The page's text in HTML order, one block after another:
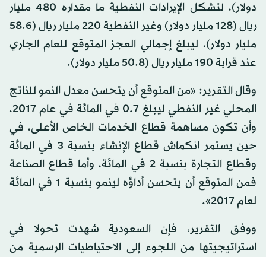
دولار)، لتشكل الإيرادات النفطية ما مقداره 480 مليار
ريال (128 مليار دولار) وغير النفطية 220 مليار ريال (58.6
مليار دولار)، ليبلغ إجمالي العجز المتوقع للعام الجاري
عند قرابة 190 مليار ريال (50.8 مليار دولار).
وقال التقرير: «من المتوقع أن يتحسن معدل النمو للناتج
المحلي غير النفطي ليبلغ 0.7 في المائة في عام 2017،
وأن تكون مساهمة قطاع الخدمات الخاص الأعلى، في
حين يستمر انكماش قطاع الإنشاء بنسبة 3 في المائة
وقطاع التجارة بنسبة 2 في المائة، وأما قطاع الصناعة
فمن المتوقع أن يتحسن أداؤه لينمو بنسبة 1 في المائة
لعام 2017».
ووفق التقرير، فإن السعودية شهدت تحولا في
استراتيجيتها من اللجوء إلى الاحتياطيات الرسمية من